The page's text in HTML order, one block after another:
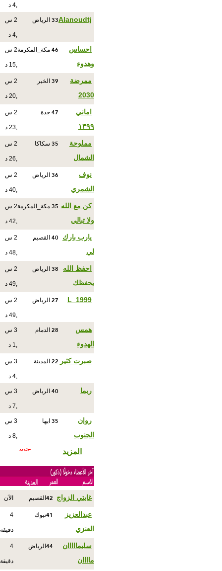
,4 د
Alanoudtj
33 الرياض 2 س
,4 د
احساس
وهدوء
46 مكة_المكرمة 2 س
,15 د
ممرضة
2030
39 الخبر 2 س
,20 د
اماني
١٣٩٩
47 جدة 2 س
,23 د
مملوحة
الشمال
35 سكاكا 2 س
,26 د
نوف
الشمري
36 الرياض 2 س
,40 د
كن مع الله
ولا تبالي
35 مكة_المكرمة 2 س
,42 د
يارب بارك
لي
40 القصيم 2 س
,48 د
احفظ الله
يحفظك
38 الرياض 2 س
,49 د
L_1999
27 الرياض 2 س
,49 د
همس
الهدوء
28 الدمام 3 س
,1 د
صبرت كثير 22 المدينة 3 س
,4 د
ربما 40 الرياض 3 س
,7 د
روان
الجنوب
35 ابها 3 س
,8 د
المزيد
غايتي الزواج 42 القصيم الآن
عبدالعزيز
العنزي
41تبوك 4
دقيقة
سليمااااان
ماااان
44 الرياض 4
دقيقة